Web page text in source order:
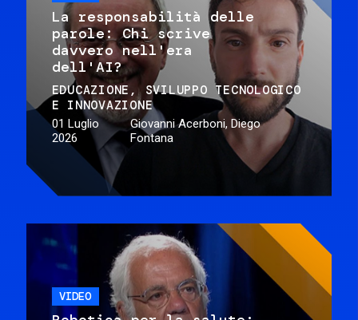
La responsabilità delle
parole: Chi scrive
davvero nell'era
dell'AI?
EDUCAZIONE
SVILUPPO TECNOLOGICO
E INNOVAZIONE
01 Luglio
2026
Giovanni Acerboni, Diego
Fontana
VIDEO